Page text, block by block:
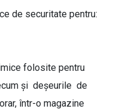
de securitate pentru:
folosite pentru
și deșeurile de
într-o magazine